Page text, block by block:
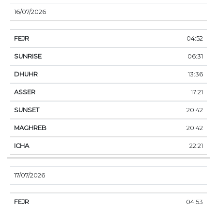
16/07/2026
04:52
06:31
13:36
17:21
20:42
20:42
22:21
17/07/2026
04:53